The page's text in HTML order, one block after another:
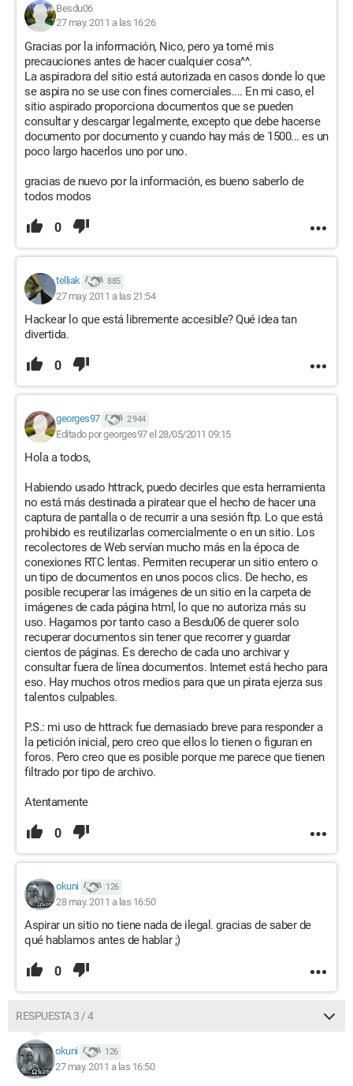
Besdu06
27 may. 2011 a las 16:26
Gracias por la información, Nico, pero ya tomé mis
precauciones antes de hacer cualquier cosa^^.
La aspiradora del sitio está autorizada en casos donde lo que
se aspira no se use con fines comerciales.... En mi caso, el
sitio aspirado proporciona documentos que se pueden
consultar y descargar legalmente, excepto que debe hacerse
documento por documento y cuando hay más de 1500... es un
poco largo hacerlos uno por uno.
gracias de nuevo por la información, es bueno saberlo de
todos modos
0
telliak 885
27 may. 2011 a las 21:54
Hackear lo que está libremente accesible? Qué idea tan
divertida.
0
georges97 2 944
Editado por georges97 el 28/05/2011 09:15
Hola a todos,
Habiendo usado httrack, puedo decirles que esta herramienta
no está más destinada a piratear que el hecho de hacer una
captura de pantalla o de recurrir a una sesión ftp. Lo que está
prohibido es reutilizarlas comercialmente o en un sitio. Los
recolectores de Web servían mucho más en la época de
conexiones RTC lentas. Permiten recuperar un sitio entero o
un tipo de documentos en unos pocos clics. De hecho, es
posible recuperar las imágenes de un sitio en la carpeta de
imágenes de cada página html, lo que no autoriza más su
uso. Hagamos por tanto caso a Besdu06 de querer solo
recuperar documentos sin tener que recorrer y guardar
cientos de páginas. Es derecho de cada uno archivar y
consultar fuera de línea documentos. Internet está hecho para
eso. Hay muchos otros medios para que un pirata ejerza sus
talentos culpables.
P.S.: mi uso de httrack fue demasiado breve para responder a
la petición inicial, pero creo que ellos lo tienen o figuran en
foros. Pero creo que es posible porque me parece que tienen
filtrado por tipo de archivo.
Atentamente
0
okuni 126
28 may. 2011 a las 16:50
Aspirar un sitio no tiene nada de ilegal. gracias de saber de
qué hablamos antes de hablar ;)
0
RESPUESTA 3 / 4
okuni 126
27 may. 2011 a las 16:50